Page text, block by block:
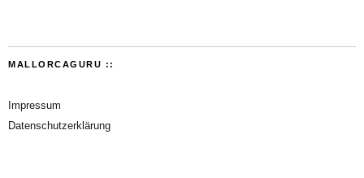
MALLORCAGURU ::
Impressum
Datenschutzerklärung